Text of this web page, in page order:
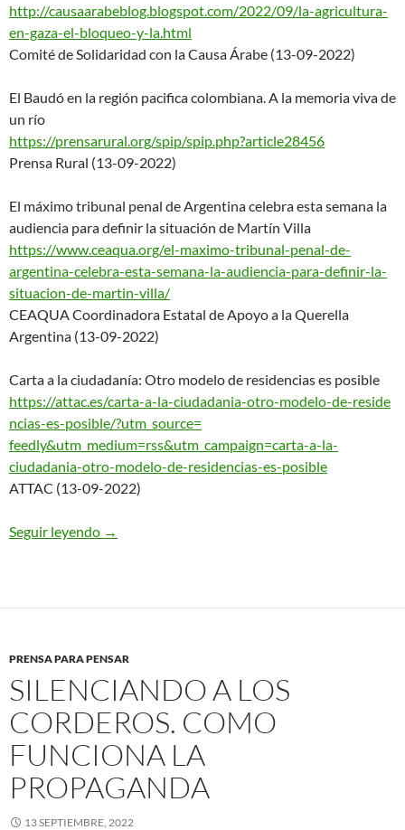
http://causaarabeblog.blogspot.com/2022/09/la-agricultura-
en-gaza-el-bloqueo-y-la.html
Comité de Solidaridad con la Causa Árabe (13-09-2022)
El Baudó en la región pacifica colombiana. A la memoria viva de
un río
https://prensarural.org/spip/spip.php?article28456
Prensa Rural (13-09-2022)
El máximo tribunal penal de Argentina celebra esta semana la
audiencia para definir la situación de Martín Villa
https://www.ceaqua.org/el-maximo-tribunal-penal-de-
argentina-celebra-esta-semana-la-audiencia-para-definir-la-
situacion-de-martin-villa/
CEAQUA Coordinadora Estatal de Apoyo a la Querella
Argentina (13-09-2022)
Carta a la ciudadanía: Otro modelo de residencias es posible
https://attac.es/carta-a-la-ciudadania-otro-modelo-de-reside
ncias-es-posible/?utm_source=
feedly&utm_medium=rss&utm_ campaign=carta-a-la-
ciudadania-otro-modelo-de-residencias-es-posible
ATTAC (13-09-2022)
Seguir leyendo Nodo50: Novedades en la web. Nº 6813 –
→
PRENSA PARA PENSAR
SILENCIANDO A LOS
CORDEROS. COMO
FUNCIONA LA
PROPAGANDA
13 SEPTIEMBRE, 2022